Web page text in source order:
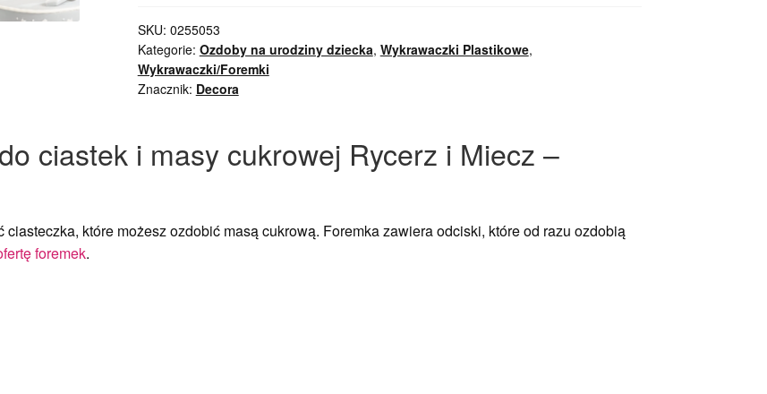
SKU: 0255053
Kategorie: Ozdoby na urodziny dziecka, Wykrawaczki Plastikowe,
Wykrawaczki/Foremki
Znacznik: Decora
ciastek i masy cukrowej Rycerz i Miecz –
które możesz ozdobić masą cukrową. Foremka zawiera odciski, które od razu ozdobią
foremek.